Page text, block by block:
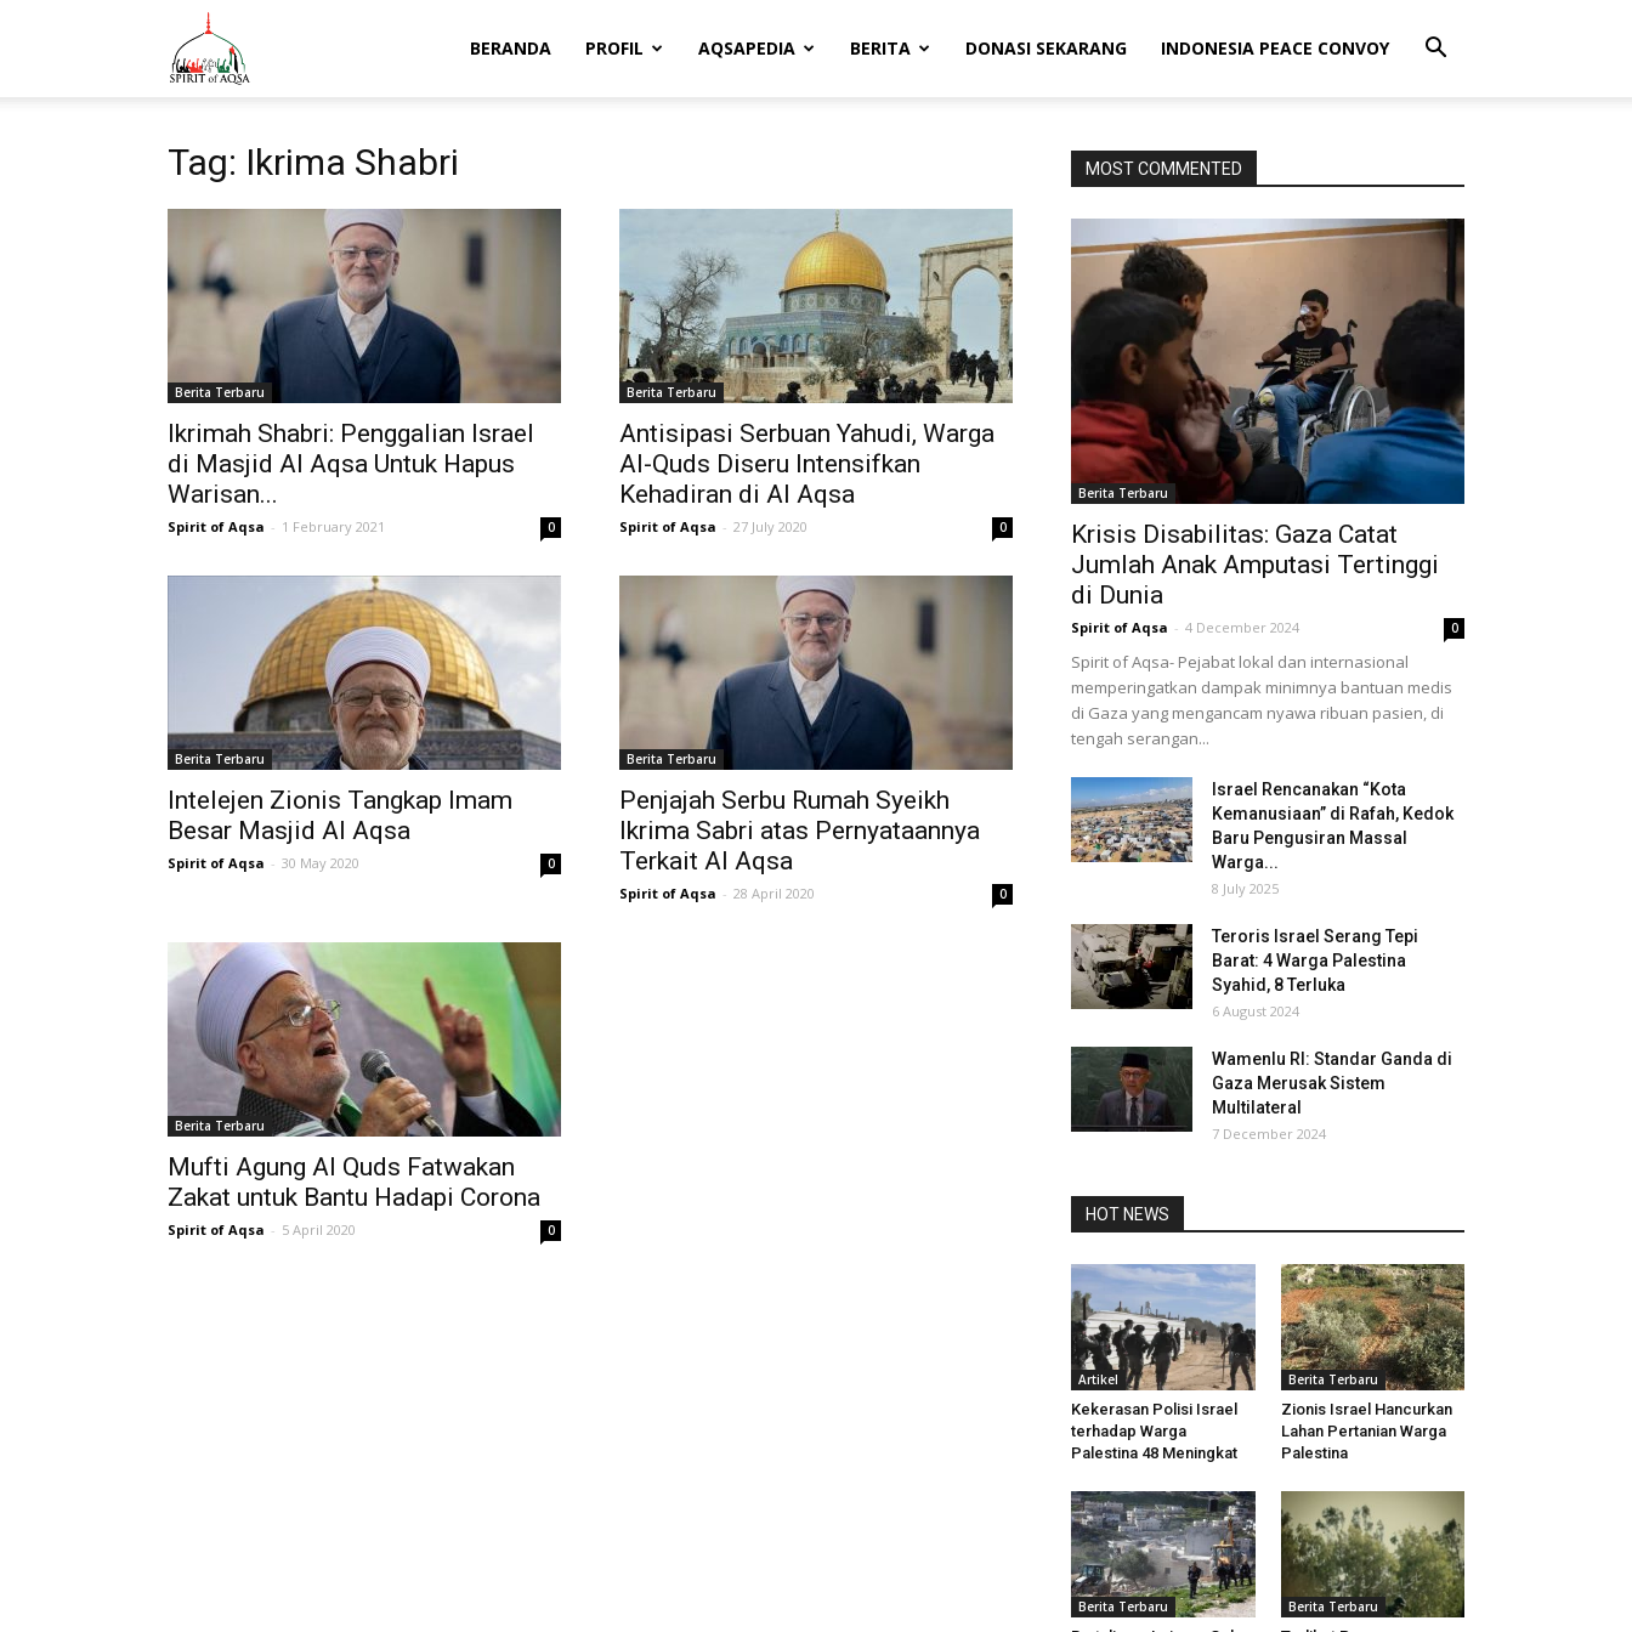
of
BERANDA PROFIL AQSAPEDIA BERITA DONASI SEKARANG INDONESIA PEACE CONVOY
Tag: Ikrima Shabri
Berita Terbaru
Ikrimah Shabri: Penggalian Israel
di Masjid Al Aqsa Untuk Hapus
Warisan...
Spirit of Aqsa - 1 February 2021 0
Berita Terbaru
Antisipasi Serbuan Yahudi, Warga
Al-Quds Diseru Intensifkan
Kehadiran di Al Aqsa
Spirit of Aqsa - 27 July 2020 0
Berita Terbaru
Intelejen Zionis Tangkap Imam
Besar Masjid Al Aqsa
Spirit of Aqsa - 30 May 2020 0
Berita Terbaru
Penjajah Serbu Rumah Syeikh
Ikrima Sabri atas Pernyataannya
Terkait Al Aqsa
Spirit of Aqsa - 28 April 2020 0
Berita Terbaru
Mufti Agung Al Quds Fatwakan
Zakat untuk Bantu Hadapi Corona
Spirit of Aqsa - 5 April 2020 0
MOST COMMENTED
Berita Terbaru
Krisis Disabilitas: Gaza Catat
Jumlah Anak Amputasi Tertinggi
di Dunia
Spirit of Aqsa - 4 December 2024 0
Spirit of Aqsa- Pejabat lokal dan internasional
memperingatkan dampak minimnya bantuan medis
di Gaza yang mengancam nyawa ribuan pasien, di
tengah serangan...
Israel Rencanakan “Kota
Kemanusiaan” di Rafah, Kedok
Baru Pengusiran Massal
Warga...
8 July 2025
Teroris Israel Serang Tepi
Barat: 4 Warga Palestina
Syahid, 8 Terluka
6 August 2024
Wamenlu RI: Standar Ganda di
Gaza Merusak Sistem
Multilateral
7 December 2024
HOT NEWS
Artikel
Kekerasan Polisi Israel
terhadap Warga
Palestina 48 Meningkat
Berita Terbaru
Zionis Israel Hancurkan
Lahan Pertanian Warga
Palestina
Berita Terbaru Berita Terbaru